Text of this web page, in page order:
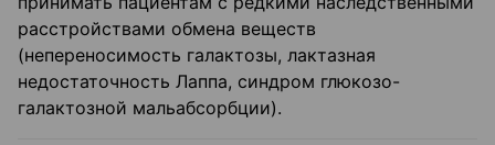
расстройствами обмена веществ
(непереносимость галактозы, лактазная
недостаточность Лаппа, синдром глюкозо-
галактозной мальабсорбции).